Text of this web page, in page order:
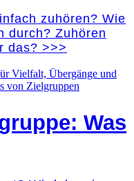
zuhören? Wie
durch? Zuhören
das? >>>
Was